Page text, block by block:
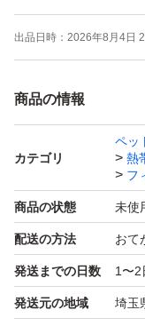
ル、微量元素が満
し、大量の良質細菌
なります。
レベルを下げます。
使用する時、表面
ご使用ください。強
時、摩擦で粉がさら
10本プラス3本 1480
出品日時： 2026年8月4日
商品の情報
カテゴリ
ペッ
熱
フ
商品の状態 未使
配送の方法 おて
発送までの日数 1〜2
発送元の地域 埼玉